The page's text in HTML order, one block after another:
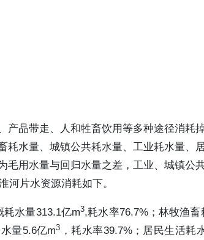
品带走、人和牲畜饮用等多种途径消耗
水量、城镇公共耗水量、工业耗水量、
用水量与回归水量之差，工业、城镇公
河片水资源消耗如下。
水量313.1亿m3,耗水率76.7%；林牧渔畜
量5.6亿m3 ，耗水率39.7%；居民生活耗